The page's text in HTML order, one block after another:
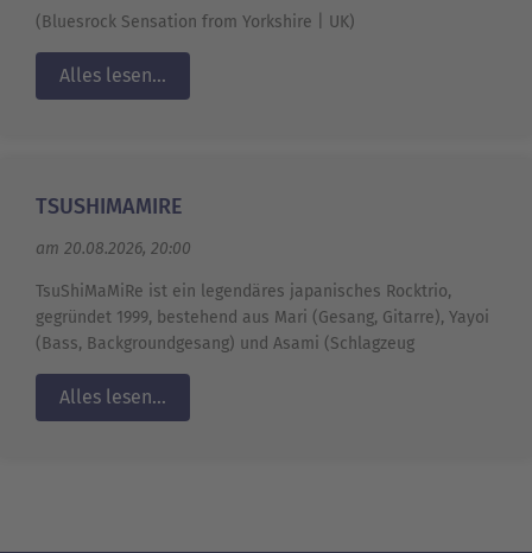
(Bluesrock Sensation from Yorkshire | UK)
Alles lesen...
TSUSHIMAMIRE
am 20.08.2026, 20:00
TsuShiMaMiRe ist ein legendäres japanisches Rocktrio,
gegründet 1999, bestehend aus Mari (Gesang, Gitarre), Yayoi
(Bass, Backgroundgesang) und Asami (Schlagzeug
Alles lesen...